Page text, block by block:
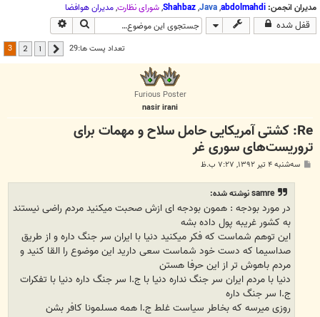
مدیران انجمن: abdolmahdi
,
Java
,
Shahbaz
,شوراي نظارت,مديران هوافضا
قفل شده جستجو
تعداد پست ها:29 قبلی 1
2
3
Furious Poster
nasir irani
Re: کشتی آمریکایی حامل سلاح و مهمات برای
تروریست‌های سوری غر
سه‌شنبه ۴ تیر ۱۳۹۲, ۷:۲۷ ب.ظ
samre نوشته شده:
در مورد بودجه : همون بودجه ای ازش صحبت میکنید مردم راضی نیستند
به کشور غریبه پول داده بشه
این توهم شماست که فکر میکنید دنیا با ایران سر جنگ داره و از طریق
صداسیما که دست خود شماست سعی دارید این موضوع را القا کنید و
مردم باهوش تر از این حرفا هستن
دنیا با مردم ایران سر جنگ نداره دنیا با ج.ا سر جنگ داره دنیا با تفکرات
ج.ا سر جنگ داره
روزی میرسه که بخاطر سیاست غلط ج.ا همه مسلمونا کافر بشن